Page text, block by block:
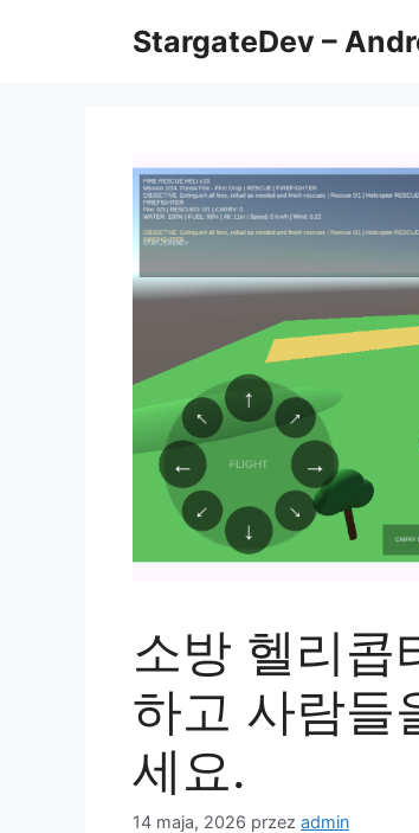
StargateDev –
소방 헬리콥
하고 사람들
세요.
14 maja, 2026 przez admin